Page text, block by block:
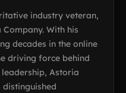
industry veteran,
With his
decades in the online
driving force behind
Astoria
distinguished